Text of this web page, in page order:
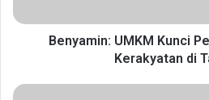
:
M
Benyamin: UMKM Kunci
Kerakyatan di
W